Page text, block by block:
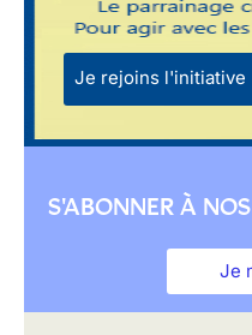
Je rejoins l'initiative
S'ABONNER À
Je